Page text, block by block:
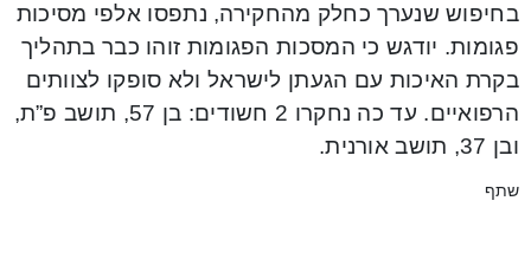
בחיפוש שנערך כחלק מהחקירה, נתפסו אלפי מסיכות
פגומות. יודגש כי המסכות הפגומות זוהו כבר בתהליך
בקרת האיכות עם הגעתן לישראל ולא סופקו לצוותים
הרפואיים. עד כה נחקרו 2 חשודים: בן 57, תושב פ”ת,
ובן 37, תושב אורנית.
שתף